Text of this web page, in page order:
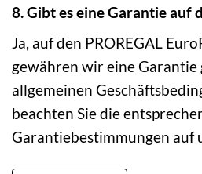
8. Gibt es eine Garantie auf
Ja, auf den PROREGAL
gewähren wir eine Garantie
allgemeinen
beachten Sie die
Garantiebestimmungen auf